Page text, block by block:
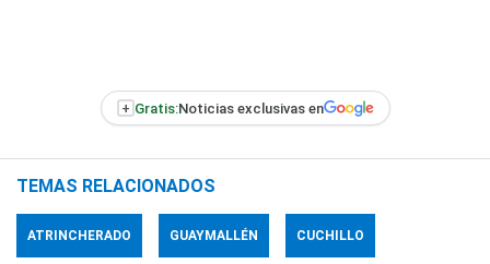
+ Gratis:Noticias exclusivas en
TEMAS RELACIONADOS
ATRINCHERADO GUAYMALLÉN CUCHILLO